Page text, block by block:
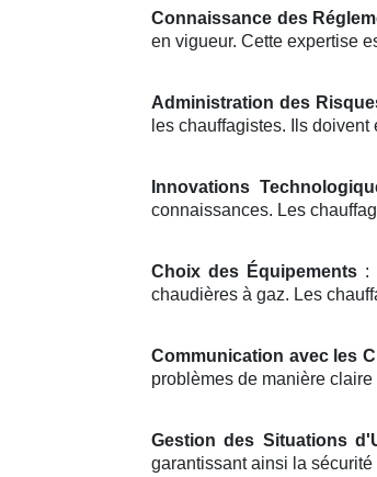
Connaissance des
en vigueur. Cette expertise
Administration des
les chauffagistes. Ils
Innovations
connaissances. Les
Choix des Équipements :
chaudières à gaz. Les
Communication avec les
problèmes de manière
Gestion des Situations
garantissant ainsi la